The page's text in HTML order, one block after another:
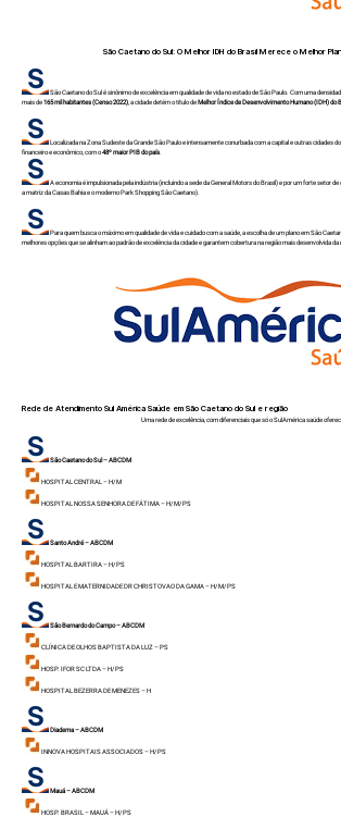
São Caetano do Sul: O Melhor IDH do Brasil Merece o Melhor
São Caetano do Sul é sinônimo de excelência em qualidade de vida no estado de São Paulo. Com uma
mais de165 mil habitantes (Censo 2022) , a cidade detém o título deMelhor Índice de Desenvolvimento Humano (IDH) do
Localizada na Zona Sudeste da Grande São Paulo e intensamente conurbada com a capital e outras cidades
financeiro e econômico, com o48º maior PIB do país
A economia é impulsionada pela indústria (incluindo a sede da General Motors do Brasil) e por um forte setor
a matriz da Casas Bahia e o moderno Park Shopping São Caetano).
Para quem busca o máximo em qualidade de vida e cuidado com a saúde, a escolha de um plano em São
melhores opções que se alinham ao padrão de excelência da cidade e garantem cobertura na região mais desenvolvida
Rede de Atendimento Sul América Saúde em São Caetano do Sul e região
Uma rede de excelência, com diferenciais que só o SulAmérica saúde
São Caetano do Sul – ABCDM
HOSPITAL CENTRAL – H/ M
HOSPITAL NOSSA SENHORA DE FÁTIMA – H/ M/ PS
Santo André – ABCDM
HOSPITAL BARTIRA – H/ PS
HOSPITAL E MATERNIDADE DR CHRISTOVAO DA GAMA – H/ M/ PS
São Bernardo do Campo – ABCDM
CLÍNICA DE OLHOS BAPTISTA DA LUZ – PS
HOSP. IFOR SC LTDA – H/ PS
HOSPITAL BEZERRA DE MENEZES – H
Diadema – ABCDM
INNOVA HOSPITAIS ASSOCIADOS – H/ PS
Mauá – ABCDM
HOSP. BRASIL – MAUÁ – H/ PS